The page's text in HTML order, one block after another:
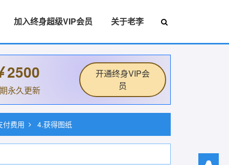
加入终身超级VIP会员 关于老李
2500
永久更新
开通终身VIP会
员
付费用 4.获得图纸